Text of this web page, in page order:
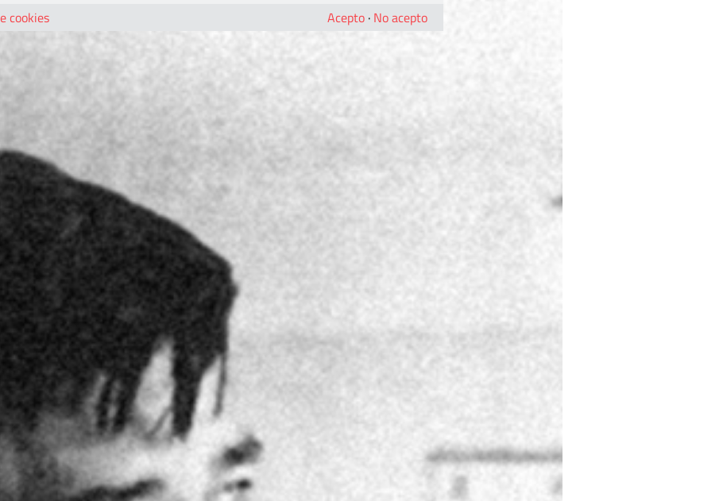
cookies
Acepto · No acepto